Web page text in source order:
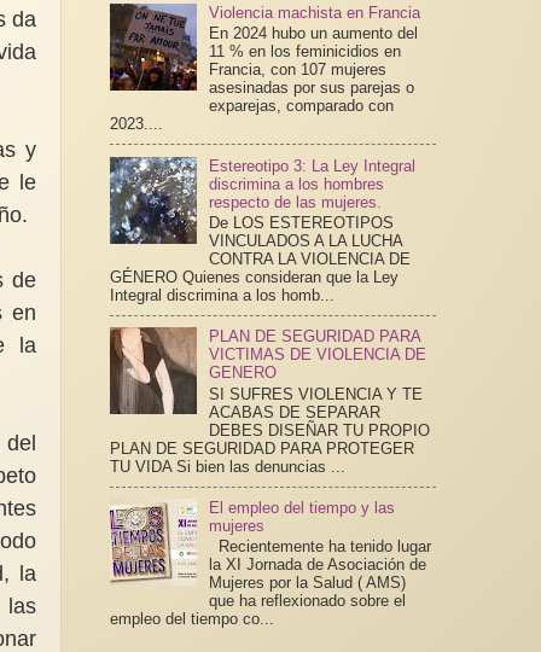
da
y
le
de
en
la
del
la
Violencia machista en Francia
En 2024 hubo un aumento del
11 % en los feminicidios en
Francia, con 107 mujeres
asesinadas por sus parejas o
exparejas, comparado con
2023....
Estereotipo 3: La Ley Integral
discrimina a los hombres
respecto de las mujeres.
De LOS ESTEREOTIPOS
VINCULADOS A LA LUCHA
CONTRA LA VIOLENCIA DE
GÉNERO Quienes consideran que la Ley
Integral discrimina a los homb...
PLAN DE SEGURIDAD PARA
VICTIMAS DE VIOLENCIA DE
GENERO
SI SUFRES VIOLENCIA Y TE
ACABAS DE SEPARAR
DEBES DISEÑAR TU PROPIO
PLAN DE SEGURIDAD PARA PROTEGER
TU VIDA Si bien las denuncias ...
El empleo del tiempo y las
mujeres
Recientemente ha tenido lugar
la XI Jornada de Asociación de
Mujeres por la Salud ( AMS)
que ha reflexionado sobre el
empleo del tiempo co...